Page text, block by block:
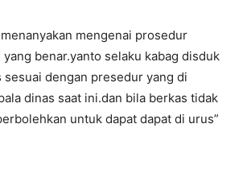
mengenai prosedur
yang benar.yanto selaku kabag disduk
sesuai dengan presedur yang di
dinas saat ini.dan bila berkas tidak
untuk dapat dapat di urus”